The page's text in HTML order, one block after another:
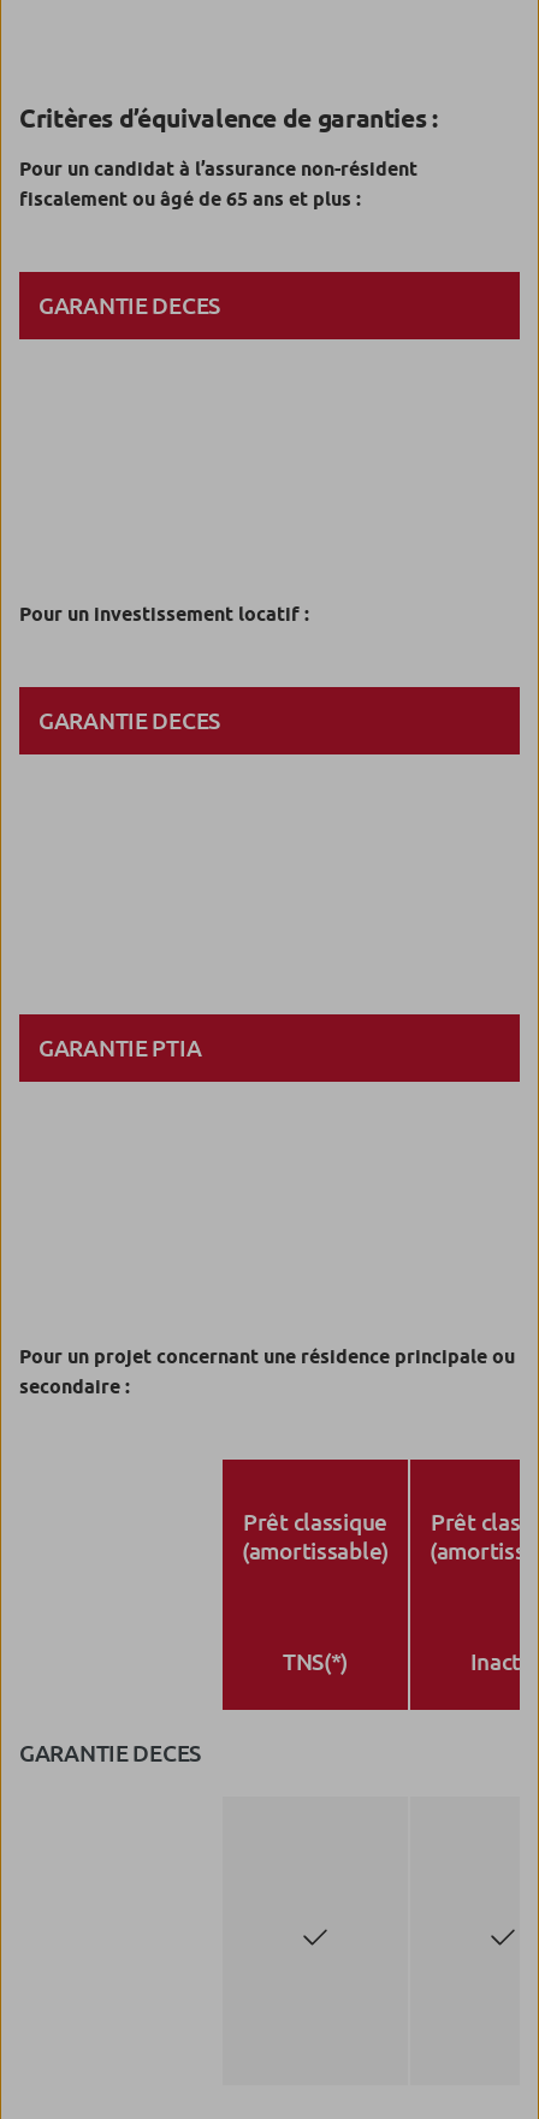
Critères d’équivalence de garanties :
Pour un candidat à l’assurance non-résident
fiscalement ou âgé de 65 ans et plus :
GARANTIE DECES
Pour un investissement locatif :
GARANTIE DECES
GARANTIE PTIA
Pour un projet concernant une résidence principale ou
secondaire :
Prêt classique
(amortissable)
Prêt
TNS(*) Inactif
GARANTIE DECES